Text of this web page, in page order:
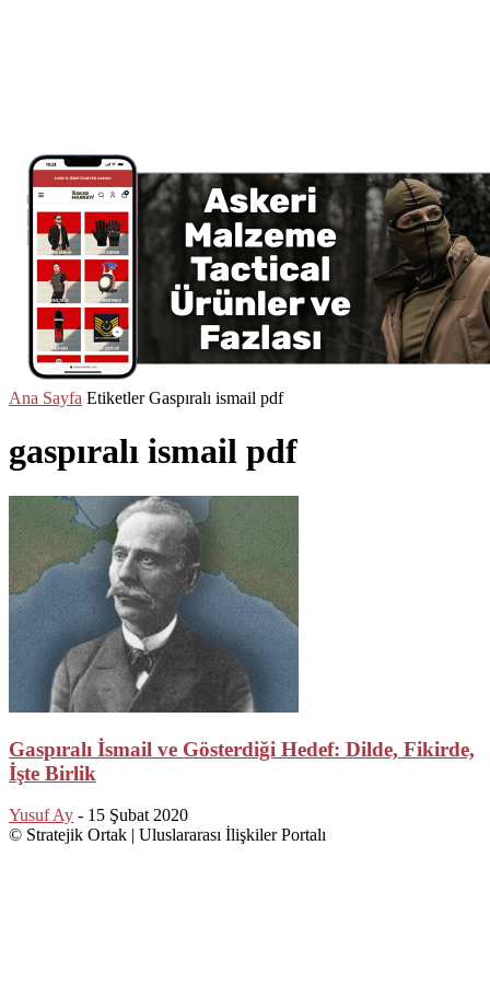
Ana Sayfa Etiketler Gaspıralı ismail pdf
gaspıralı ismail pdf
Gaspıralı İsmail ve Gösterdiği Hedef: Dilde, Fikirde,
İşte Birlik
Yusuf Ay - 15 Şubat 2020
© Stratejik Ortak | Uluslararası İlişkiler Portalı